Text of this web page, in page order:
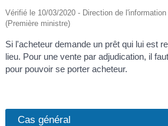
Vérifié le 10/03/2020 - Direction de
(Première ministre)
Si l'acheteur demande un prêt qui lui est
lieu. Pour une vente par adjudication, il
pour pouvoir se porter acheteur.
Cas général